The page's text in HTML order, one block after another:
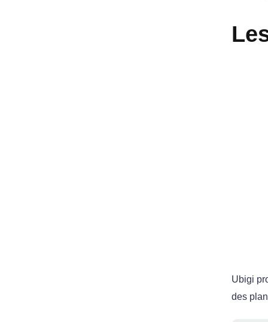
Ubigi
des